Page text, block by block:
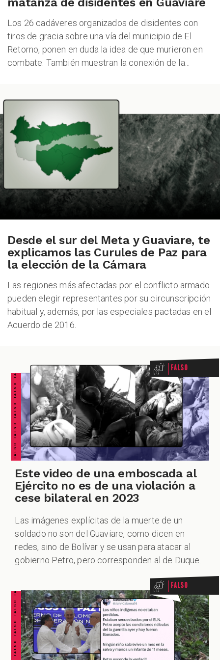
Los 26 cadáveres organizados de disidentes con
tiros de gracia sobre una vía del municipio de El
Retorno, ponen en duda la idea de que murieron en
combate. También muestran la conexión de la...
Desde el sur del Meta y Guaviare, te
explicamos las Curules de Paz para
la elección de la Cámara
Las regiones más afectadas por el conflicto armado
pueden elegir representantes por su circunscripción
habitual y, además, por las especiales pactadas en el
Acuerdo de 2016.
FALSO FALSO FALSO FALSO FALSO FALSO FALSO Falso
Este video de una emboscada al
Ejército no es de una violación a
cese bilateral en 2023
Las imágenes explícitas de la muerte de un
soldado no son del Guaviare, como dicen en
redes, sino de Bolívar y se usan para atacar al
gobierno Petro, pero corresponden al de Duque.
FALSO FALSO FALSO FALSO FALSO FALSO FALSO Falso